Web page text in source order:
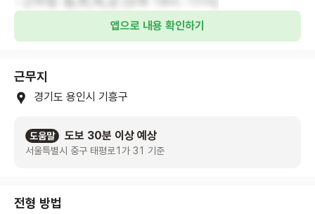
앱으로 내용 확인하기
근무지
경기도 용인시 기흥구
도움말 도보 30분 이상 예상
서울특별시 중구 태평로1가 31 기준
전형 방법